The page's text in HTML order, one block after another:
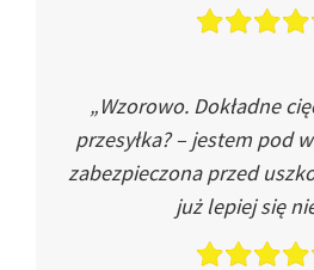
„Wzorowo. Dokładne
przesyłka? – jestem pod
zabezpieczona przed
już lepiej się